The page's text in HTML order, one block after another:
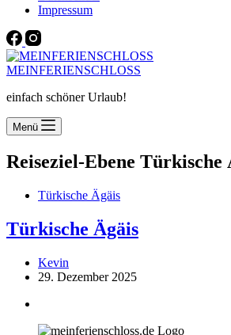
Impressum
MEINFERIENSCHLOSS
einfach schöner Urlaub!
Menü
Reiseziel-Ebene Türkische
Türkische Ägäis
Türkische Ägäis
Kevin
29. Dezember 2025